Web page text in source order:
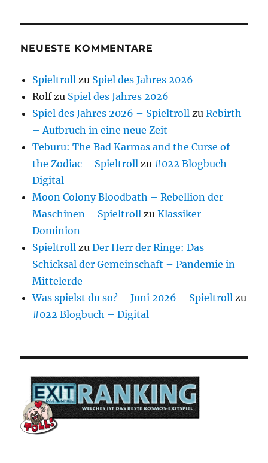
NEUESTE KOMMENTARE
Spieltroll zu Spiel des Jahres 2026
Rolfzu Spiel des Jahres 2026
Spiel des Jahres 2026 – Spieltroll zuRebirth
– Aufbruch in eine neue Zeit
Teburu: The Bad Karmas and the Curse of
the Zodiac – Spieltroll zu #022 Blogbuch –
Digital
Moon Colony Bloodbath – Rebellion der
Maschinen – Spieltroll zuKlassiker –
Dominion
Spieltroll zuDer Herr der Ringe: Das
Schicksal der Gemeinschaft – Pandemie in
Mittelerde
Was spielst du so? – Juni 2026 – Spieltroll zu
#022 Blogbuch – Digital